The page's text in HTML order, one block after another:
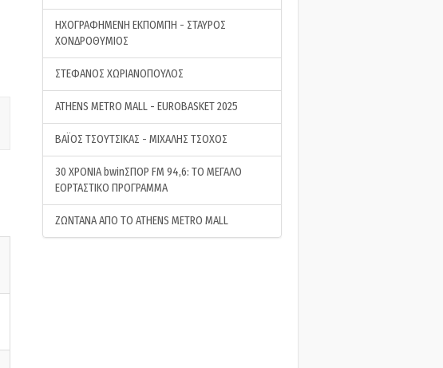
ΗΧΟΓΡΑΦΗΜΕΝΗ ΕΚΠΟΜΠΗ - ΣΤΑΥΡΟΣ
ΧΟΝΔΡΟΘΥΜΙΟΣ
ΣΤΕΦΑΝΟΣ ΧΩΡΙΑΝΟΠΟΥΛΟΣ
ATHENS METRO MALL - EUROBASKET 2025
ΒΑΪΟΣ ΤΣΟΥΤΣΙΚΑΣ - ΜΙΧΑΛΗΣ ΤΣΟΧΟΣ
30 ΧΡΟΝΙΑ bwinΣΠΟΡ FM 94,6: ΤΟ ΜΕΓΑΛΟ
ΕΟΡΤΑΣΤΙΚΟ ΠΡΟΓΡΑΜΜΑ
ΖΩΝΤΑΝΑ ΑΠΟ ΤΟ ATHENS METRO MALL